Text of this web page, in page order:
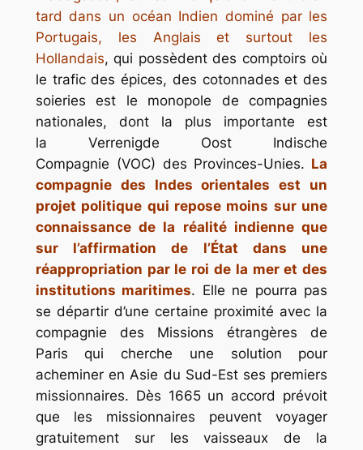
tard dans un océan Indien dominé par les
Portugais, les Anglais et surtout les
Hollandais, qui possèdent des comptoirs où
le trafic des épices, des cotonnades et des
soieries est le monopole de compagnies
nationales, dont la plus importante est
la Verrenigde Oost Indische
Compagnie (VOC) des Provinces-Unies. La
compagnie des Indes orientales est un
projet politique qui repose moins sur une
connaissance de la réalité indienne que
sur l’affirmation de l’État dans une
réappropriation par le roi de la mer et des
institutions maritimes. Elle ne pourra pas
se départir d’une certaine proximité avec la
compagnie des Missions étrangères de
Paris qui cherche une solution pour
acheminer en Asie du Sud-Est ses premiers
missionnaires. Dès 1665 un accord prévoit
que les missionnaires peuvent voyager
gratuitement sur les vaisseaux de la